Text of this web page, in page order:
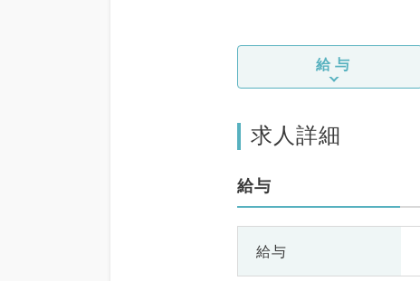
給与
求人詳細
給与
給与